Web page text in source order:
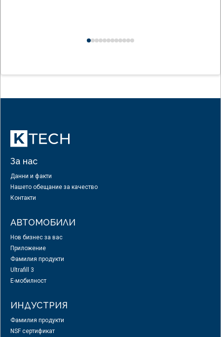
012345678910
11
За нас
Данни и факти
Нашето обещание за качество
Контакти
АВТОМОБИЛИ
Нов бизнес за вас
Приложение
Фамилия продукти
Ultrafill 3
E-мобилност
ИНДУСТРИЯ
Фамилия продукти
NSF сертификат